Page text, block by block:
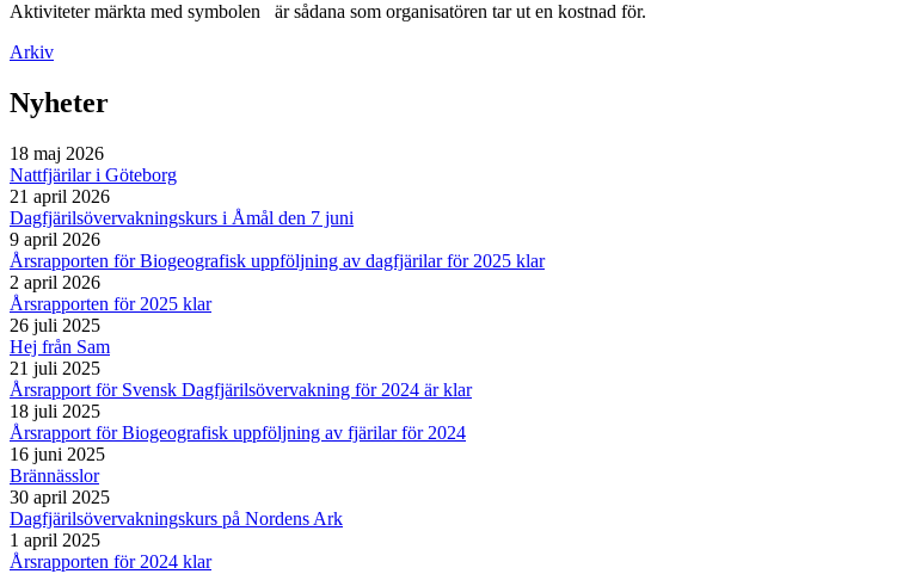
Aktiviteter märkta med symbolen
är sådana som organisatören tar ut en kostnad för.
Arkiv
Nyheter
18 maj 2026
Nattfjärilar i Göteborg
21 april 2026
Dagfjärilsövervakningskurs i Åmål den 7 juni
9 april 2026
Årsrapporten för Biogeografisk uppföljning av dagfjärilar för 2025 klar
2 april 2026
Årsrapporten för 2025 klar
26 juli 2025
Hej från Sam
21 juli 2025
Årsrapport för Svensk Dagfjärilsövervakning för 2024 är klar
18 juli 2025
Årsrapport för Biogeografisk uppföljning av fjärilar för 2024
16 juni 2025
Brännässlor
30 april 2025
Dagfjärilsövervakningskurs på Nordens Ark
1 april 2025
Årsrapporten för 2024 klar